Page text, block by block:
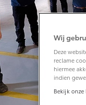
Corolla Hatchback
HYBRIDE
Vanaf € 33.495,-
Wij
Deze
reclame
hiermee
indien
Bekijk onze